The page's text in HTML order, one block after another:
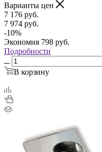
Варианты цен
7 176 руб.
7 974 руб.
-10%
Экономия 798 руб.
Подробности
В корзину